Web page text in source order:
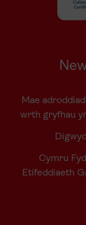
Mae
wrth gryfhau
Cymru
Etifeddiaeth